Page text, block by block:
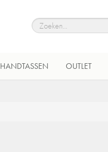
HANDTASSEN OUTLET